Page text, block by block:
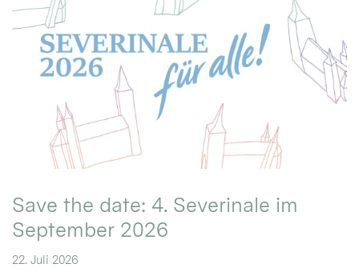
Save the date: 4. Severinale im
September 2026
22. Juli 2026